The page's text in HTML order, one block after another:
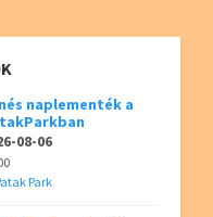
naplementék a
08-06
Park